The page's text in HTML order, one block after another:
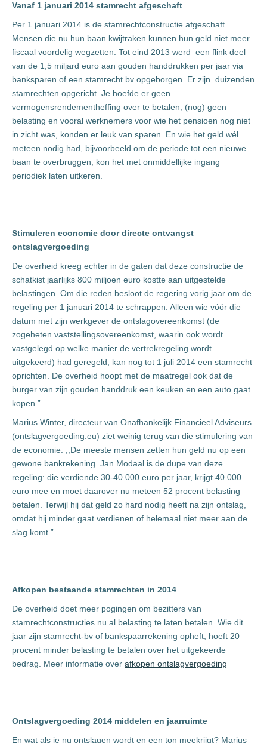
Vanaf 1 januari 2014 stamrecht afgeschaft
Per 1 januari 2014 is de stamrechtconstructie afgeschaft.
Mensen die nu hun baan kwijtraken kunnen hun geld niet meer
fiscaal voordelig wegzetten. Tot eind 2013 werd een flink deel
van de 1,5 miljard euro aan gouden handdrukken per jaar via
banksparen of een stamrecht bv opgeborgen. Er zijn duizenden
stamrechten opgericht. Je hoefde er geen
vermogensrendementheffing over te betalen, (nog) geen
belasting en vooral werknemers voor wie het pensioen nog niet
in zicht was, konden er leuk van sparen. En wie het geld wél
meteen nodig had, bijvoorbeeld om de periode tot een nieuwe
baan te overbruggen, kon het met onmiddellijke ingang
periodiek laten uitkeren.
Stimuleren economie door directe ontvangst
ontslagvergoeding
De overheid kreeg echter in de gaten dat deze constructie de
schatkist jaarlijks 800 miljoen euro kostte aan uitgestelde
belastingen. Om die reden besloot de regering vorig jaar om de
regeling per 1 januari 2014 te schrappen. Alleen wie vóór die
datum met zijn werkgever de ontslagovereenkomst (de
zogeheten vaststellingsovereenkomst, waarin ook wordt
vastgelegd op welke manier de vertrekregeling wordt
uitgekeerd) had geregeld, kan nog tot 1 juli 2014 een stamrecht
oprichten. De overheid hoopt met de maatregel ook dat de
burger van zijn gouden handdruk een keuken en een auto gaat
kopen.”
Marius Winter, directeur van Onafhankelijk Financieel Adviseurs
(ontslagvergoeding.eu) ziet weinig terug van die stimulering van
de economie. ,,De meeste mensen zetten hun geld nu op een
gewone bankrekening. Jan Modaal is de dupe van deze
regeling: die verdiende 30-40.000 euro per jaar, krijgt 40.000
euro mee en moet daarover nu meteen 52 procent belasting
betalen. Terwijl hij dat geld zo hard nodig heeft na zijn ontslag,
omdat hij minder gaat verdienen of helemaal niet meer aan de
slag komt.”
Afkopen bestaande stamrechten in 2014
De overheid doet meer pogingen om bezitters van
stamrechtconstructies nu al belasting te laten betalen. Wie dit
jaar zijn stamrecht-bv of bankspaarrekening opheft, hoeft 20
procent minder belasting te betalen over het uitgekeerde
bedrag. Meer informatie over afkopen ontslagvergoeding
Ontslagvergoeding 2014 middelen en jaarruimte
En wat als je nu ontslagen wordt en een ton meekrijgt? Marius